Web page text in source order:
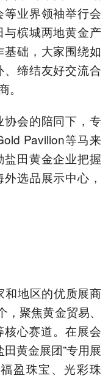
业界领袖举行会
槟城两地黄金产
础，大家围绕如
缔结友好交流合
会的陪同下，专
Pavilion等马来
田黄金企业把握
选品展示中心，
和地区的优质展商
聚焦黄金贸易、
心赛道。在展会
田黄金展团”专用展
盈珠宝、光彩珠